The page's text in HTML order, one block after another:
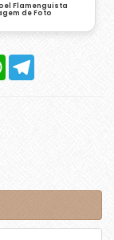
Flamenguista
de Foto
WhatsApp